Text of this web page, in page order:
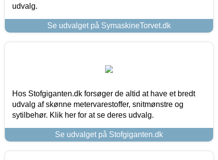
udvalg.
Se udvalget på SymaskineTorvet.dk
Hos Stofgiganten.dk forsøger de altid at have et bredt
udvalg af skønne metervarestoffer, snitmønstre og
sytilbehør. Klik her for at se deres udvalg.
Se udvalget på Stofgiganten.dk